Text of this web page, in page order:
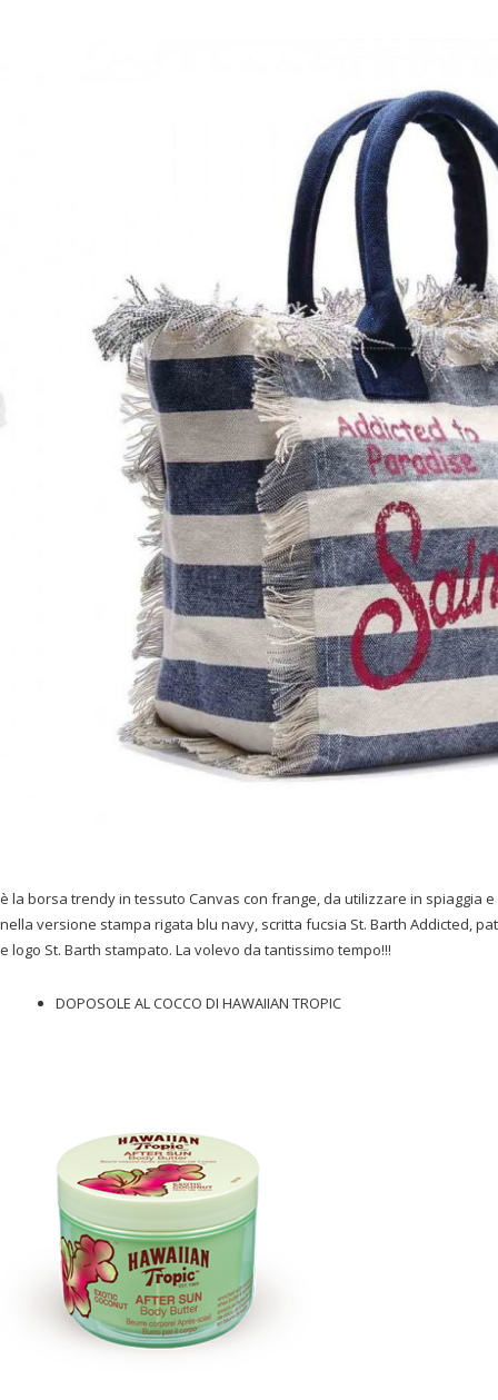
è la borsa trendy in tessuto Canvas con frange, da utilizzare in spiaggia
nella versione stampa rigata blu navy, scritta fucsia St. Barth Addicted,
e logo St. Barth stampato. La volevo da tantissimo tempo!!!
DOPOSOLE AL COCCO DI HAWAIIAN TROPIC